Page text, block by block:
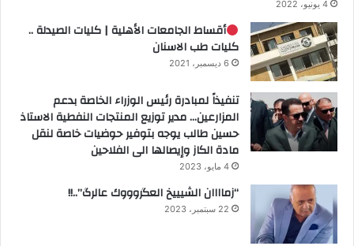
4 يونيو، 2022
أقساط الجامعات الأهلية | كليات الصيدلة ..
كليات طب الاسنان
6 ديسمبر، 2021
تنفيذاً لمبادرة رئيس الوزراء الخاصة بدعم
المزارعين… مدير توزيع المنتجات النفطية الاستاذ
حسين طالب يوجه بتوفير حوضيات خاصة لنقل
مادة الكاز وإيصالها الى الفلاحين
4 مايو، 2023
“زماااان الشيييخ العگروووك عالرگ”..!!
22 سبتمبر، 2023